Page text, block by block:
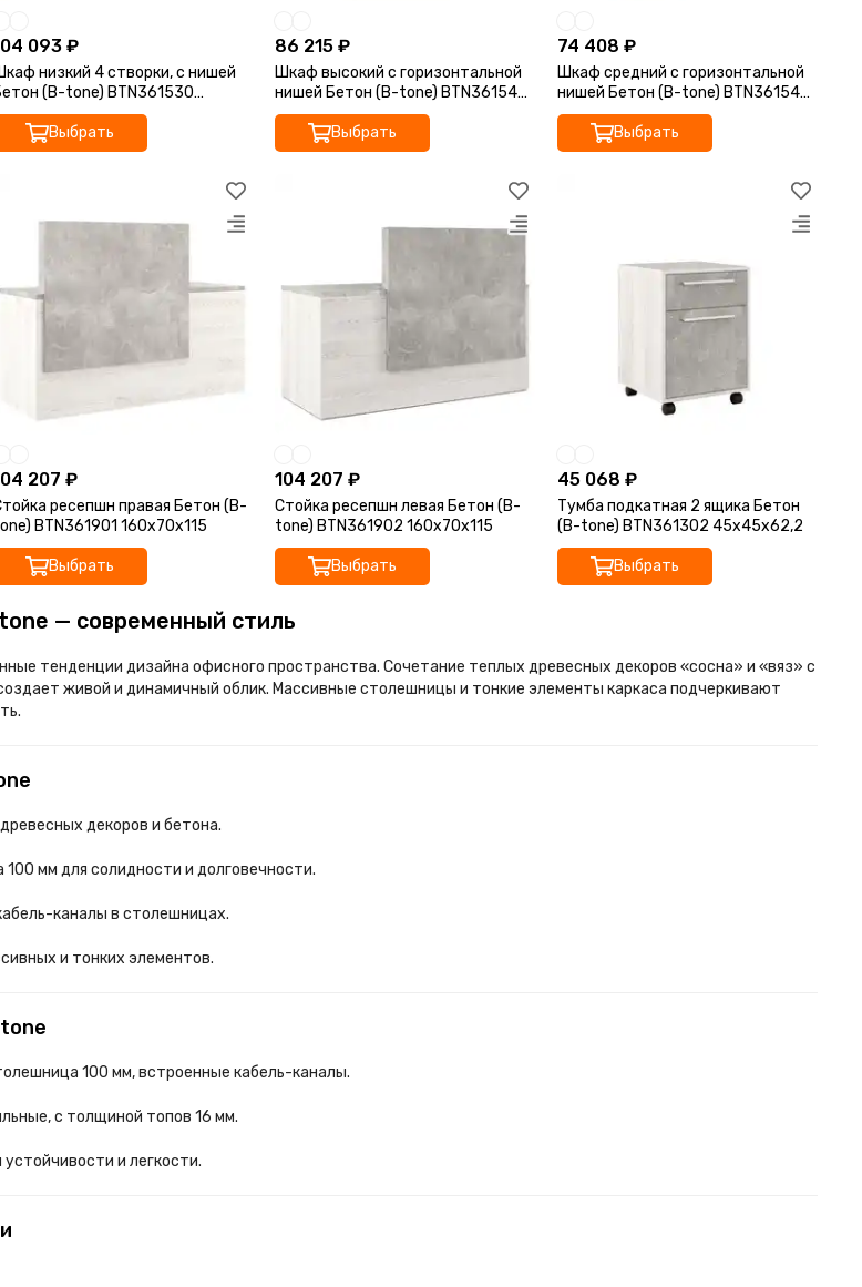
093 ₽
низкий 4 створки, с нишей
(B-tone) BTN361530
Выбрать
86 215 ₽
Шкаф высокий с горизонтальной
нишей Бетон (B-tone) BTN361542
106,4x45x151,1
Выбрать
74 408 ₽
Шкаф средний с горизонтальной
нишей Бетон (B-tone) BTN361544
106,4x45x115
Выбрать
207 ₽
ресепшн правая Бетон (B-
BTN361901 160x70x115
Выбрать
104 207 ₽
Стойка ресепшн левая Бетон (B-
tone) BTN361902 160x70x115
Выбрать
45 068 ₽
Тумба подкатная 2 ящика Бетон
(B-tone) BTN361302 45x45x62,2
Выбрать
— современный стиль
тенденции дизайна офисного пространства. Сочетание теплых древесных декоров «сосна» и «вяз» с
живой и динамичный облик. Массивные столешницы и тонкие элементы каркаса подчеркивают
декоров и бетона.
100 мм для солидности и долговечности.
каналы в столешницах.
и тонких элементов.
100 мм, встроенные кабель-каналы.
с толщиной топов 16 мм.
и легкости.